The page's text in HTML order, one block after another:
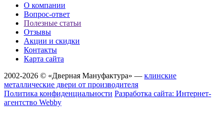
О компании
Вопрос-ответ
Полезные статьи
Отзывы
Акции и скидки
Контакты
Карта сайта
2002-2026 © «Дверная Мануфактура» — клинские
металлические двери от производителя
Политика конфиденциальности Разработка сайта: Интернет-
агентство Webby